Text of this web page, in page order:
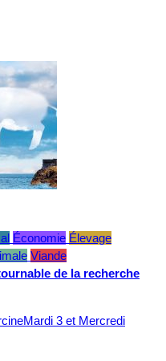
Économie Élevage
Viande
de la recherche
3 et Mercredi